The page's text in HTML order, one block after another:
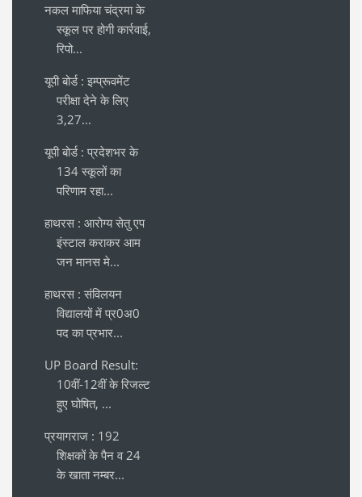
नकल माफिया चंद्रमा के
स्कूल पर होगी कार्रवाई,
रिपो...
यूपी बोर्ड : इम्प्रूवमेंट
परीक्षा देने के लिए
3,27...
यूपी बोर्ड : प्रदेशभर के
134 स्कूलों का
परिणाम रहा...
हाथरस : आरोग्य सेतु एप
इंस्टाल कराकर आम
जन मानस मे...
हाथरस : संविलयन
विद्यालयों में प्र0अ0
पद का प्रभार...
UP Board Result:
10वीं-12वीं के रिजल्ट
हुए घोषित, ...
प्रयागराज : 192
शिक्षकों के पैन व 24
के खाता नम्बर...